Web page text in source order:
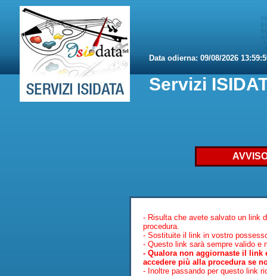
Data odierna: 09/08/2026
Servizi
- Risulta che avete salvato un link
procedura.
- Sostituite il link in vostro
- Questo link sarà sempre valido e
- Qualora non aggiornaste il link
accedere più alla procedura se
- Inoltre passando per questo link